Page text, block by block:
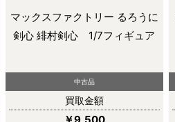
マックスファクトリー るろうに
剣心 緋村剣心 1/7フィギュア
中古品
買取金額